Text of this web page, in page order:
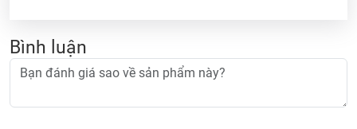
Bình luận